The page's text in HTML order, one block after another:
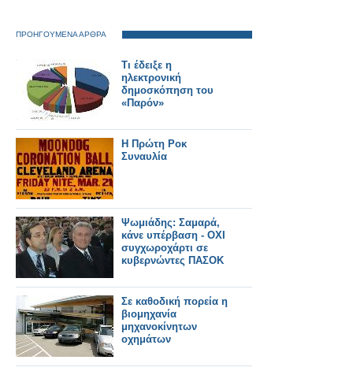
ΠΡΟΗΓΟΥΜΕΝΑ ΑΡΘΡΑ
Τι έδειξε η
ηλεκτρονική
δημοσκόπηση του
«Παρόν»
Η Πρώτη Ροκ
Συναυλία
Ψωμιάδης: Σαμαρά,
κάνε υπέρβαση - ΟΧΙ
συγχωροχάρτι σε
κυβερνώντες ΠΑΣΟΚ
Σε καθοδική πορεία η
βιομηχανία
μηχανοκίνητων
οχημάτων